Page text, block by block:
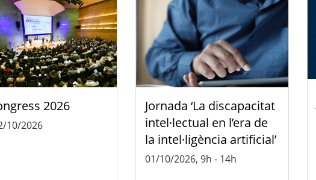
2026
10/2026
Jornada ‘La discapacitat
intel·lectual en l’era de
la intel·ligència artificial’
01/10/2026, 9h - 14h